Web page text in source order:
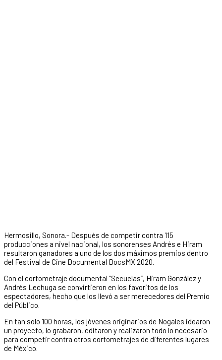
Hermosillo, Sonora.- Después de competir contra 115
producciones a nivel nacional, los sonorenses Andrés e Hiram
resultaron ganadores a uno de los dos máximos premios dentro
del Festival de Cine Documental DocsMX 2020.
Con el cortometraje documental “Secuelas”, Hiram González y
Andrés Lechuga se convirtieron en los favoritos de los
espectadores, hecho que los llevó a ser merecedores del Premio
del Público.
En tan solo 100 horas, los jóvenes originarios de Nogales idearon
un proyecto, lo grabaron, editaron y realizaron todo lo necesario
para competir contra otros cortometrajes de diferentes lugares
de México.